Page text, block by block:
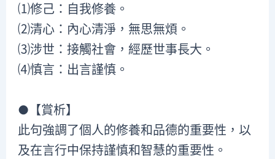
⑴修己：自我修養。
⑵清心：內心清淨，無思無煩。
⑶涉世：接觸社會，經歷世事長大。
⑷慎言：出言謹慎。
●【賞析】
此句強調了個人的修養和品德的重要性，以
及在言行中保持謹慎和智慧的重要性。